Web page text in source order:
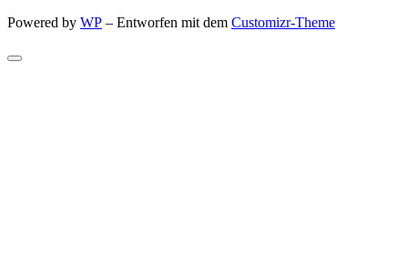
Powered by WP – Entworfen mit dem Customizr-Theme